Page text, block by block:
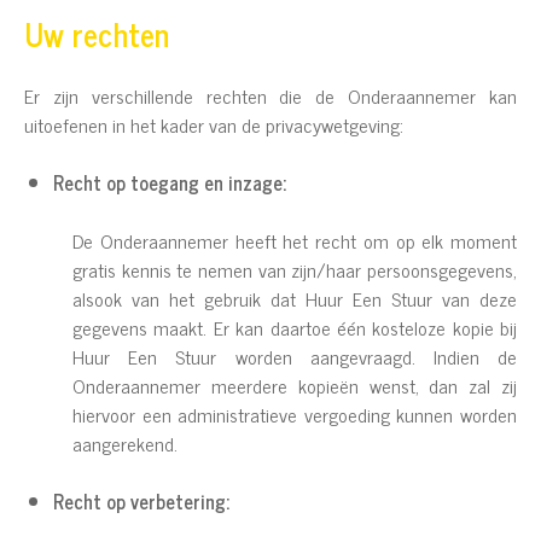
Uw rechten
Er zijn verschillende rechten die de Onderaannemer kan
uitoefenen in het kader van de privacywetgeving:
Recht op toegang en inzage:
De Onderaannemer heeft het recht om op elk moment
gratis kennis te nemen van zijn/haar persoonsgegevens,
alsook van het gebruik dat Huur Een Stuur van deze
gegevens maakt. Er kan daartoe één kosteloze kopie bij
Huur Een Stuur worden aangevraagd. Indien de
Onderaannemer meerdere kopieën wenst, dan zal zij
hiervoor een administratieve vergoeding kunnen worden
aangerekend.
Recht op verbetering: